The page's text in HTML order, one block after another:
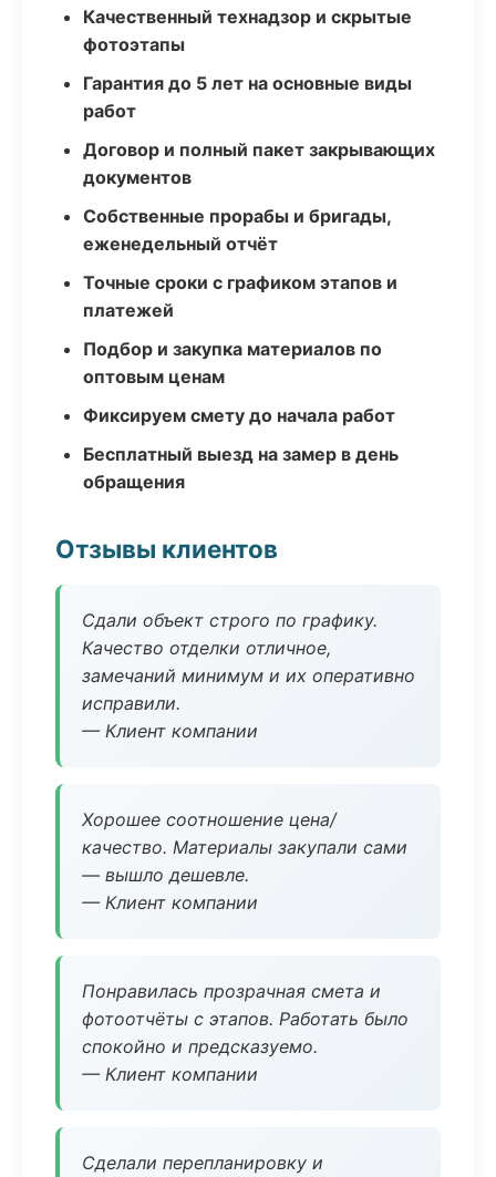
Качественный технадзор и скрытые
фотоэтапы
Гарантия до 5 лет на основные виды
работ
Договор и полный пакет закрывающих
документов
Собственные прорабы и бригады,
еженедельный отчёт
Точные сроки с графиком этапов и
платежей
Подбор и закупка материалов по
оптовым ценам
Фиксируем смету до начала работ
Бесплатный выезд на замер в день
обращения
Отзывы клиентов
Сдали объект строго по графику.
Качество отделки отличное,
замечаний минимум и их оперативно
исправили.
— Клиент компании
Хорошее соотношение цена/
качество. Материалы закупали сами
— вышло дешевле.
— Клиент компании
Понравилась прозрачная смета и
фотоотчёты с этапов. Работать было
спокойно и предсказуемо.
— Клиент компании
Сделали перепланировку и